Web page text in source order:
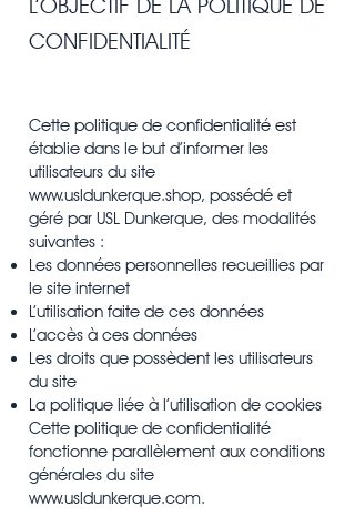
L’OBJECTIF DE LA POLITIQUE DE
CONFIDENTIALITÉ
Cette politique de confidentialité est
établie dans le but d’informer les
utilisateurs du site
www.usldunkerque.shop, possédé et
géré par USL Dunkerque, des modalités
suivantes :
Les données personnelles recueillies par
le site internet
L’utilisation faite de ces données
L’accès à ces données
Les droits que possèdent les utilisateurs
du site
La politique liée à l’utilisation de cookies
Cette politique de confidentialité
fonctionne parallèlement aux conditions
générales du site
www.usldunkerque.com.